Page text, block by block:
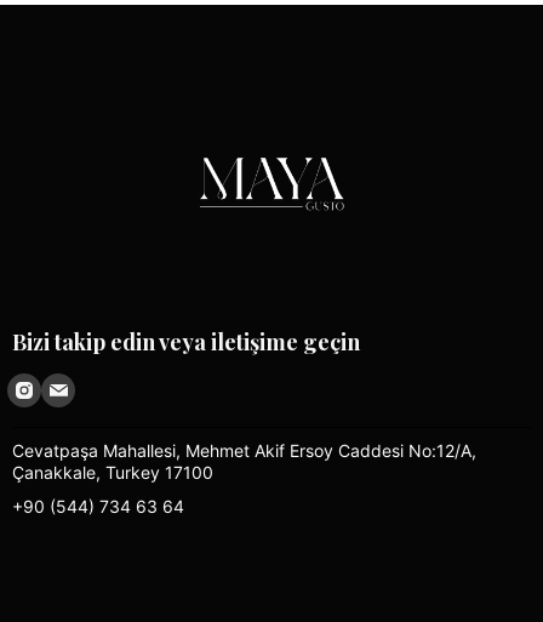
Bizi takip edin veya iletişime geçin
Cevatpaşa Mahallesi, Mehmet Akif Ersoy Caddesi No:12/A,
Çanakkale, Turkey 17100
+90 (544) 734 63 64